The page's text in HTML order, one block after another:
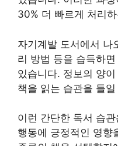
30% 더 빠르게 처리
자기계발 도서에서 나
리 방법 등을 습득하
있습니다. 정보의 양
책을 읽는 습관을 들
이런 간단한 독서 습
행동에 긍정적인 영향